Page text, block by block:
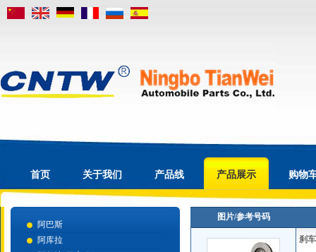
首页 关于我们 产品线 产品展示 购物
图片/参考号码
刹
阿巴斯
阿库拉